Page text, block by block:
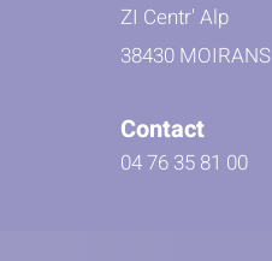
ZI Centr' Alp
38430 MOIRANS
Contact
04 76 35 81 00